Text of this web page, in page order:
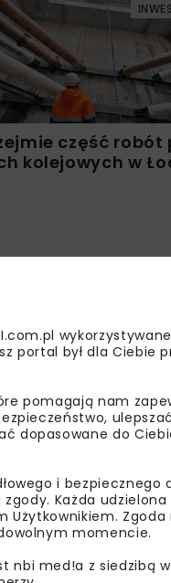
część robót
kolejowych w
MOSTY TUNELE
portal był dla Ciebie
pomagają nam
dopasowane do
i bezpiecznego
Każda udzielona
Użytkownikiem. Zgoda
momencie.
nbi med!a z siedzibą w